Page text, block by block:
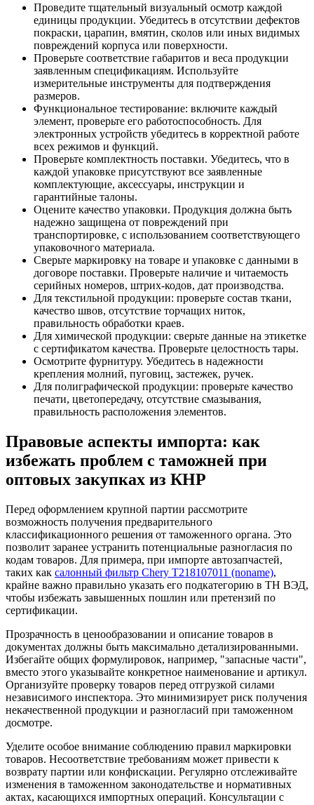
Проведите тщательный визуальный осмотр каждой
единицы продукции. Убедитесь в отсутствии дефектов
покраски, царапин, вмятин, сколов или иных видимых
повреждений корпуса или поверхности.
Проверьте соответствие габаритов и веса продукции
заявленным спецификациям. Используйте
измерительные инструменты для подтверждения
размеров.
Функциональное тестирование: включите каждый
элемент, проверьте его работоспособность. Для
электронных устройств убедитесь в корректной работе
всех режимов и функций.
Проверьте комплектность поставки. Убедитесь, что в
каждой упаковке присутствуют все заявленные
комплектующие, аксессуары, инструкции и
гарантийные талоны.
Оцените качество упаковки. Продукция должна быть
надежно защищена от повреждений при
транспортировке, с использованием соответствующего
упаковочного материала.
Сверьте маркировку на товаре и упаковке с данными в
договоре поставки. Проверьте наличие и читаемость
серийных номеров, штрих-кодов, дат производства.
Для текстильной продукции: проверьте состав ткани,
качество швов, отсутствие торчащих ниток,
правильность обработки краев.
Для химической продукции: сверьте данные на этикетке
с сертификатом качества. Проверьте целостность тары.
Осмотрите фурнитуру. Убедитесь в надежности
крепления молний, пуговиц, застежек, ручек.
Для полиграфической продукции: проверьте качество
печати, цветопередачу, отсутствие смазывания,
правильность расположения элементов.
Правовые аспекты импорта: как
избежать проблем с таможней при
оптовых закупках из КНР
Перед оформлением крупной партии рассмотрите
возможность получения предварительного
классификационного решения от таможенного органа. Это
позволит заранее устранить потенциальные разногласия по
кодам товаров. Для примера, при импорте автозапчастей,
таких как салонный фильтр Chery T218107011 (noname),
крайне важно правильно указать его подкатегорию в ТН ВЭД,
чтобы избежать завышенных пошлин или претензий по
сертификации.
Прозрачность в ценообразовании и описание товаров в
документах должны быть максимально детализированными.
Избегайте общих формулировок, например, "запасные части",
вместо этого указывайте конкретное наименование и артикул.
Организуйте проверку товаров перед отгрузкой силами
независимого инспектора. Это минимизирует риск получения
некачественной продукции и разногласий при таможенном
досмотре.
Уделите особое внимание соблюдению правил маркировки
товаров. Несоответствие требованиям может привести к
возврату партии или конфискации. Регулярно отслеживайте
изменения в таможенном законодательстве и нормативных
актах, касающихся импортных операций. Консультации с